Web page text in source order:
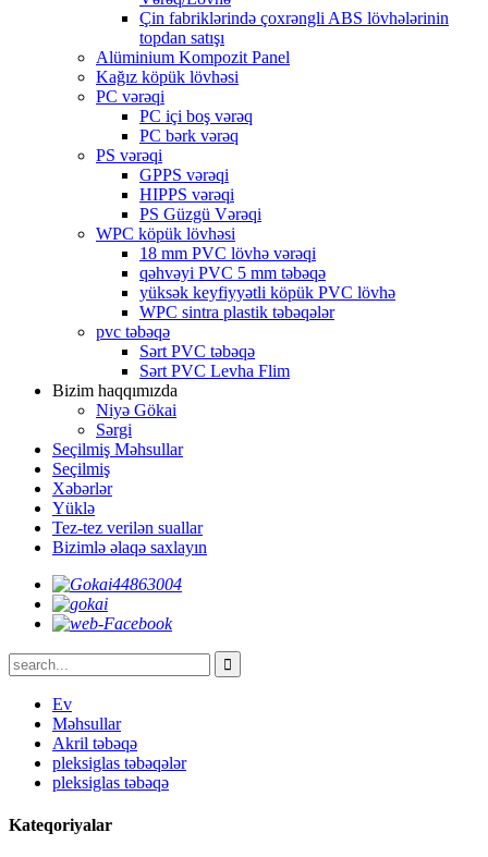
Çin fabriklərində çoxrəngli ABS lövhələrinin
topdan satışı
Alüminium Kompozit Panel
Kağız köpük lövhəsi
PC vərəqi
PC içi boş vərəq
PC bərk vərəq
PS vərəqi
GPPS vərəqi
HIPPS vərəqi
PS Güzgü Vərəqi
WPC köpük lövhəsi
18 mm PVC lövhə vərəqi
qəhvəyi PVC 5 mm təbəqə
yüksək keyfiyyətli köpük PVC lövhə
WPC sintra plastik təbəqələr
pvc təbəqə
Sərt PVC təbəqə
Sərt PVC Levha Flim
Bizim haqqımızda
Niyə Gökai
Sərgi
Seçilmiş Məhsullar
Seçilmiş
Xəbərlər
Yüklə
Tez-tez verilən suallar
Bizimlə əlaqə saxlayın
Ev
Məhsullar
Akril təbəqə
pleksiglas təbəqələr
pleksiglas təbəqə
Kateqoriyalar